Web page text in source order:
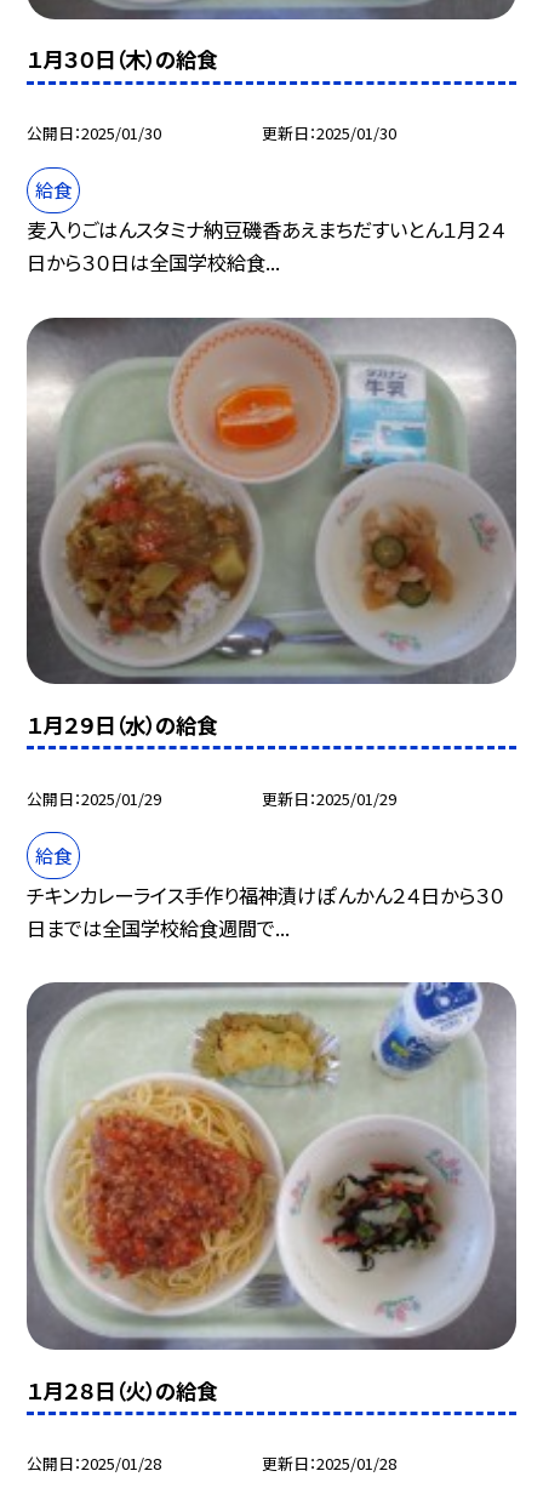
１月３０日（木）の給食
公開日 2025/01/30 更新日 2025/01/30
給食
麦入りごはんスタミナ納豆磯香あえまちだすいとん１月２４
日から３０日は全国学校給食...
１月２９日（水）の給食
公開日 2025/01/29 更新日 2025/01/29
給食
チキンカレーライス手作り福神漬けぽんかん２４日から３０
日までは全国学校給食週間で...
１月２８日（火）の給食
公開日 2025/01/28 更新日 2025/01/28